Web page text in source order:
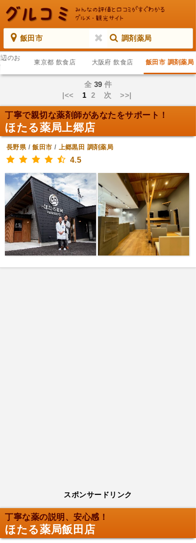
飯田市 調剤薬局
のお
東京都 飲食店 大阪府 飲食店 飯田市 調剤薬局
全 39 件
|<< 1 2 次 >>|
丁寧で親切な薬剤師があなたをサポート！
ほたる薬局上郷店
長野県/飯田市 / 上郷黒田 調剤薬局
4.5
スポンサードリンク
丁寧な薬の説明、安心感！
ほたる薬局飯田店